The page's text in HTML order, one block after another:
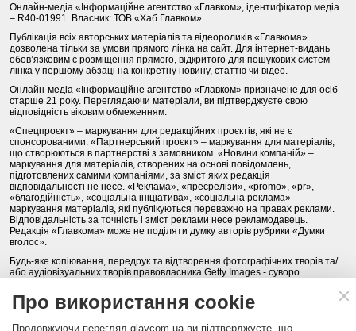
Онлайн-медіа «Інформаційне агентство «Главком», ідентифікатор медіа
– R40-01991. Власник: ТОВ «Хаб Главком»
Публікація всіх авторських матеріалів та відеороликів «Главкома»
дозволена тільки за умови прямого лінка на сайт. Для інтернет-видань
обов’язковим є розміщення прямого, відкритого для пошукових систем
лінка у першому абзаці на конкретну новину, статтю чи відео.
Онлайн-медіа «Інформаційне агентство «Главком» призначене для осіб
старше 21 року. Переглядаючи матеріали, ви підтверджуєте свою
відповідність віковим обмеженням.
«Спецпроєкт» – маркування для редакційних проєктів, які не є
спонсорованими. «Партнерський проєкт» – маркування для матеріалів,
що створюються в партнерстві з замовником. «Новини компаній» –
маркування для матеріалів, створених на основі повідомлень,
підготовлених самими компаніями, за зміст яких редакція
відповідальності не несе. «Реклама», «пресрелізи», «promo», «pr»,
«благодійність», «соціальна ініціатива», «соціальна реклама» –
маркування матеріалів, які публікуються переважно на правах реклами.
Відповідальність за точність і зміст реклами несе рекламодавець.
Редакція «Главкома» може не поділяти думку авторів рубрики «Думки
вголос».
Будь-яке копіювання, передрук та відтворення фотографічних творів та/
або аудіовізуальних творів правовласника Getty Images - суворо
Політика конфіденційності (Privacy Policy). Правила сайту
Про використання cookie
Продовжуючи перегляд glavcom.ua ви підтверджуєте, що